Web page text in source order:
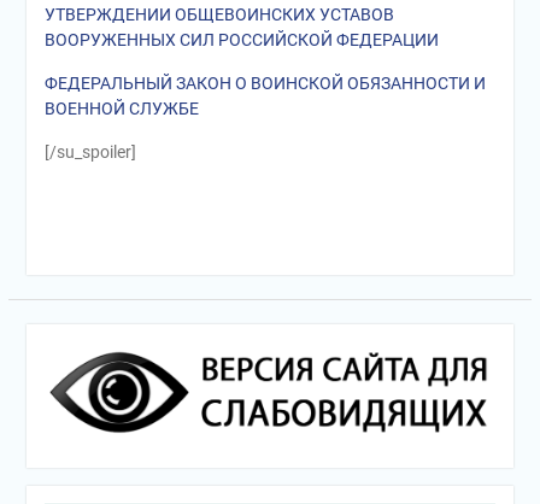
УТВЕРЖДЕНИИ ОБЩЕВОИНСКИХ УСТАВОВ
ВООРУЖЕННЫХ СИЛ РОССИЙСКОЙ ФЕДЕРАЦИИ
ФЕДЕРАЛЬНЫЙ ЗАКОН О ВОИНСКОЙ ОБЯЗАННОСТИ И
ВОЕННОЙ СЛУЖБЕ
[/su_spoiler]